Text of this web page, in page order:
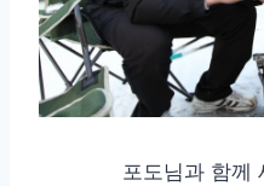
포도님과 함께